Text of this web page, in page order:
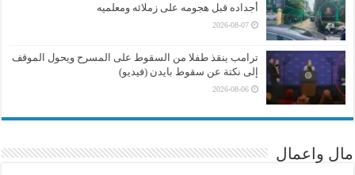
أجداده قبل هجومه على زملائه ومعلميه
2026-08-07
ترامب ينقذ طفلا من السقوط على المسرح ويحول الموقف
إلى نكتة عن سقوط بايدن (فيديو)
2026-08-06
مال واعمال